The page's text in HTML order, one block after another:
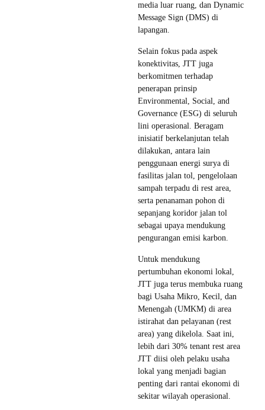
media luar ruang, dan Dynamic
Message Sign (DMS) di
lapangan.
Selain fokus pada aspek
konektivitas, JTT juga
berkomitmen terhadap
penerapan prinsip
Environmental, Social, and
Governance (ESG) di seluruh
lini operasional. Beragam
inisiatif berkelanjutan telah
dilakukan, antara lain
penggunaan energi surya di
fasilitas jalan tol, pengelolaan
sampah terpadu di rest area,
serta penanaman pohon di
sepanjang koridor jalan tol
sebagai upaya mendukung
pengurangan emisi karbon.
Untuk mendukung
pertumbuhan ekonomi lokal,
JTT juga terus membuka ruang
bagi Usaha Mikro, Kecil, dan
Menengah (UMKM) di area
istirahat dan pelayanan (rest
area) yang dikelola. Saat ini,
lebih dari 30% tenant rest area
JTT diisi oleh pelaku usaha
lokal yang menjadi bagian
penting dari rantai ekonomi di
sekitar wilayah operasional.